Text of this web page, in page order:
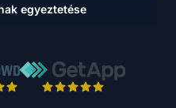
egyeztetése